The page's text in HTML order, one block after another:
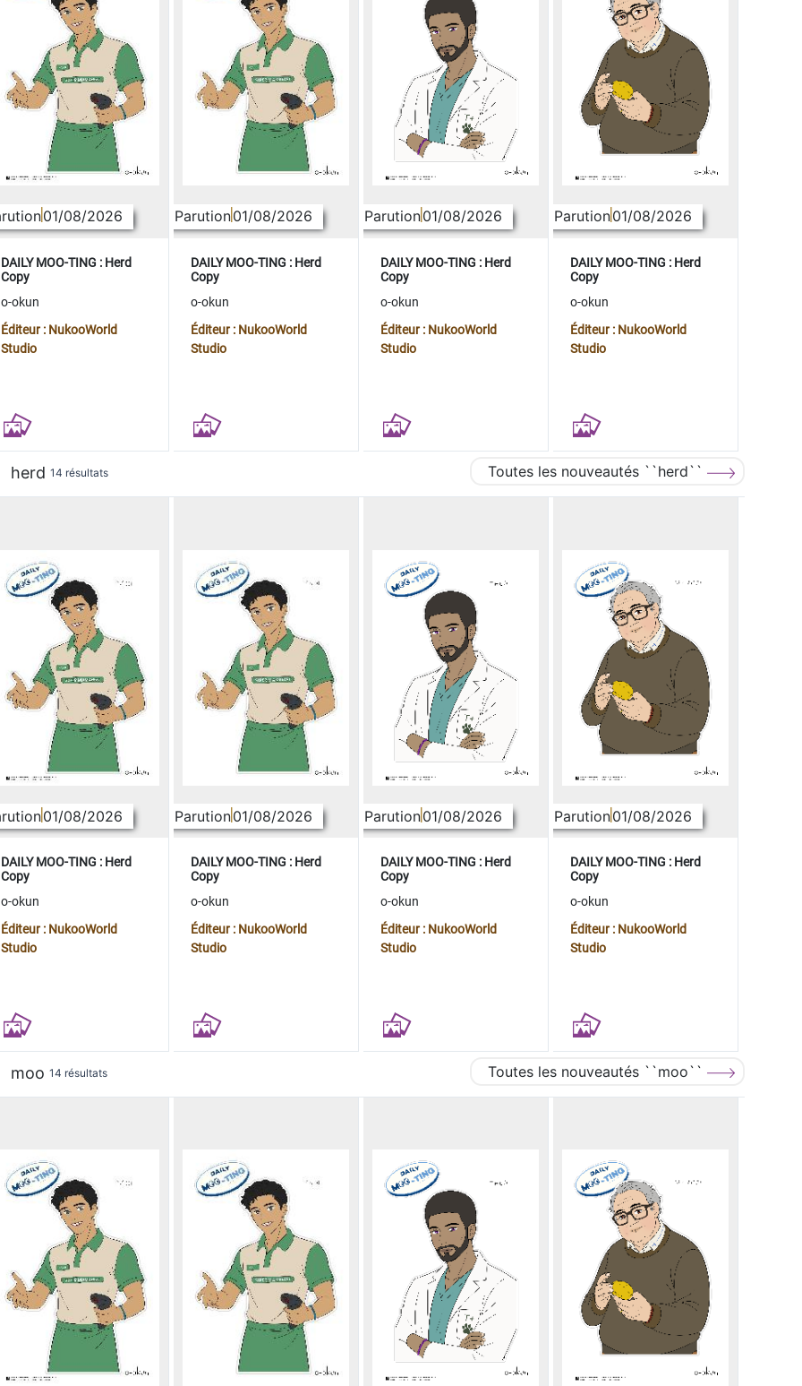
01/08/2026
DAILY MOO-TING : Herd
Copy
o-okun
Éditeur : NukooWorld
Studio
Parution01/08/2026
DAILY MOO-TING : Herd
Copy
o-okun
Éditeur : NukooWorld
Studio
Parution01/08/2026
DAILY MOO-TING : Herd
Copy
o-okun
Éditeur : NukooWorld
Studio
Parution01/08/2026
DAILY MOO-TING : Herd
Copy
o-okun
Éditeur : NukooWorld
Studio
herd 14 résultats Toutes les nouveautés ``herd``
01/08/2026
DAILY MOO-TING : Herd
Copy
o-okun
Éditeur : NukooWorld
Studio
Parution01/08/2026
DAILY MOO-TING : Herd
Copy
o-okun
Éditeur : NukooWorld
Studio
Parution01/08/2026
DAILY MOO-TING : Herd
Copy
o-okun
Éditeur : NukooWorld
Studio
Parution01/08/2026
DAILY MOO-TING : Herd
Copy
o-okun
Éditeur : NukooWorld
Studio
moo 14 résultats Toutes les nouveautés ``moo``